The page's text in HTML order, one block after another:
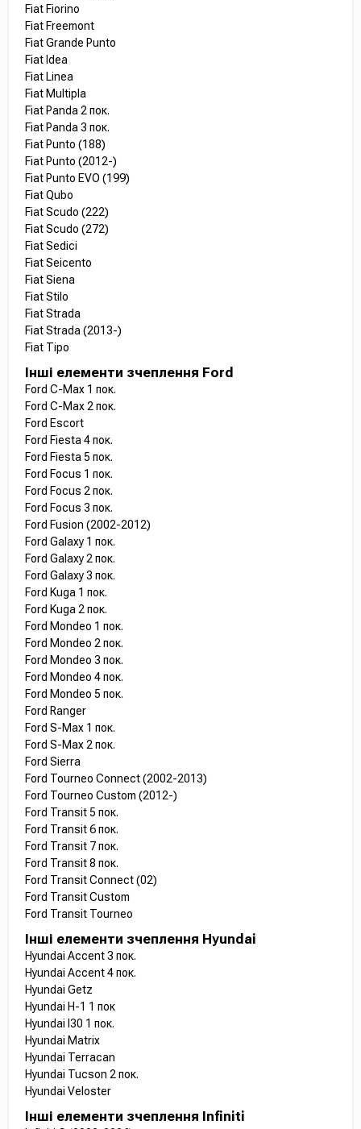
Fiat Fiorino
Fiat Freemont
Fiat Grande Punto
Fiat Idea
Fiat Linea
Fiat Multipla
Fiat Panda 2 пок.
Fiat Panda 3 пок.
Fiat Punto (188)
Fiat Punto (2012-)
Fiat Punto EVO (199)
Fiat Qubo
Fiat Scudo (222)
Fiat Scudo (272)
Fiat Sedici
Fiat Seicento
Fiat Siena
Fiat Stilo
Fiat Strada
Fiat Strada (2013-)
Fiat Tipo
Інші елементи зчеплення Ford
Ford C-Max 1 пок.
Ford C-Max 2 пок.
Ford Escort
Ford Fiesta 4 пок.
Ford Fiesta 5 пок.
Ford Focus 1 пок.
Ford Focus 2 пок.
Ford Focus 3 пок.
Ford Fusion (2002-2012)
Ford Galaxy 1 пок.
Ford Galaxy 2 пок.
Ford Galaxy 3 пок.
Ford Kuga 1 пок.
Ford Kuga 2 пок.
Ford Mondeo 1 пок.
Ford Mondeo 2 пок.
Ford Mondeo 3 пок.
Ford Mondeo 4 пок.
Ford Mondeo 5 пок.
Ford Ranger
Ford S-Max 1 пок.
Ford S-Max 2 пок.
Ford Sierra
Ford Tourneo Connect (2002-2013)
Ford Tourneo Custom (2012-)
Ford Transit 5 пок.
Ford Transit 6 пок.
Ford Transit 7 пок.
Ford Transit 8 пок.
Ford Transit Connect (02)
Ford Transit Custom
Ford Transit Tourneo
Інші елементи зчеплення Hyundai
Hyundai Accent 3 пок.
Hyundai Accent 4 пок.
Hyundai Getz
Hyundai H-1 1 пок
Hyundai I30 1 пок.
Hyundai Matrix
Hyundai Terracan
Hyundai Tucson 2 пок.
Hyundai Veloster
Інші елементи зчеплення Infiniti